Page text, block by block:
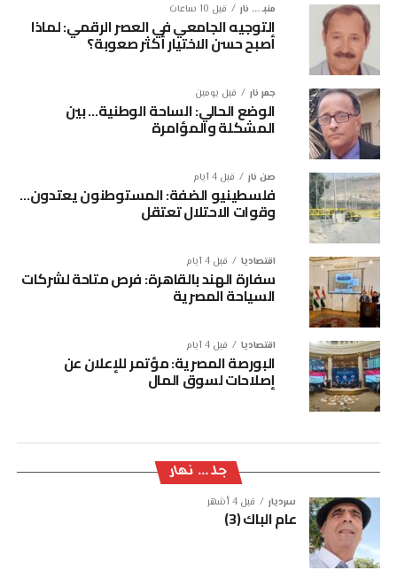
منبـ ... نار قبل 10 ساعات
التوجيه الجامعي في العصر الرقمي: لماذا
أصبح حسن الاختيار أكثر صعوبة؟
جمر نار قبل يومين
الوضع الحالي: الساحة الوطنية… بين
المشكلة والمؤامرة
صن نار قبل 4 أيام
فلسطينيو الضفة: المستوطنون يعتدون…
وقوات الاحتلال تعتقل
اقتصاديا قبل 4 أيام
سفارة الهند بالقاهرة: فرص متاحة لشركات
السياحة المصرية
اقتصاديا قبل 4 أيام
البورصة المصرية: مؤتمر للإعلان عن
إصلاحات لسوق المال
جلـ ... نهار
سرديار قبل 4 أشهر
عام الباك (3)